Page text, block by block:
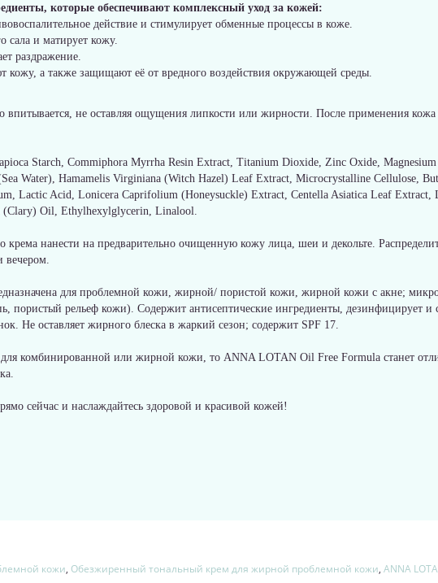
которые обеспечивают комплексный уход за кожей:
действие и стимулирует обменные процессы в коже.
сала и матирует кожу.
раздражение.
а также защищают её от вредного воздействия окружающей среды.
впитывается, не оставляя ощущения липкости или жирности. После применения кожа
Starch, Commiphora Myrrha Resin Extract, Titanium Dioxide, Zinc Oxide,
Water), Hamamelis Virginiana (Witch Hazel) Leaf Extract, Microcrystalline Cellulose,
Lactic Acid, Lonicera Caprifolium (Honeysuckle) Extract, Centella Asiatica Leaf Extract,
(Clary) Oil, Ethylhexylglycerin, Linalool.
крема нанести на предварительно очищенную кожу лица, шеи и декольте.
вечером.
для проблемной кожи, жирной/ пористой кожи, жирной кожи с акне;
пористый рельеф кожи). Содержит антисептические ингредиенты, дезинфицирует и
Не оставляет жирного блеска в жаркий сезон; содержит SPF 17.
комбинированной или жирной кожи, то ANNA LOTAN Oil Free Formula станет
сейчас и наслаждайтесь здоровой и красивой кожей!
кожи, Обезжиренный тональный крем для жирной проблемной кожи, ANNA